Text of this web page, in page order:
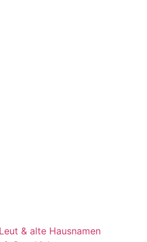
& alte Hausnamen